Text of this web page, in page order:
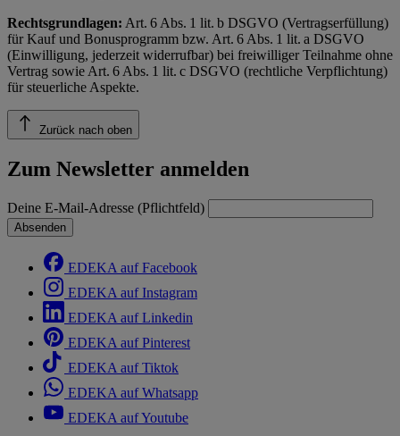
Rechtsgrundlagen: Art. 6 Abs. 1 lit. b DSGVO (Vertragserfüllung)
für Kauf und Bonusprogramm bzw. Art. 6 Abs. 1 lit. a DSGVO
(Einwilligung, jederzeit widerrufbar) bei freiwilliger Teilnahme ohne
Vertrag sowie Art. 6 Abs. 1 lit. c DSGVO (rechtliche Verpflichtung)
für steuerliche Aspekte.
Zurück nach oben
Zum Newsletter anmelden
Deine E-Mail-Adresse (Pflichtfeld)
Absenden
EDEKA auf Facebook
EDEKA auf Instagram
EDEKA auf Linkedin
EDEKA auf Pinterest
EDEKA auf Tiktok
EDEKA auf Whatsapp
EDEKA auf Youtube